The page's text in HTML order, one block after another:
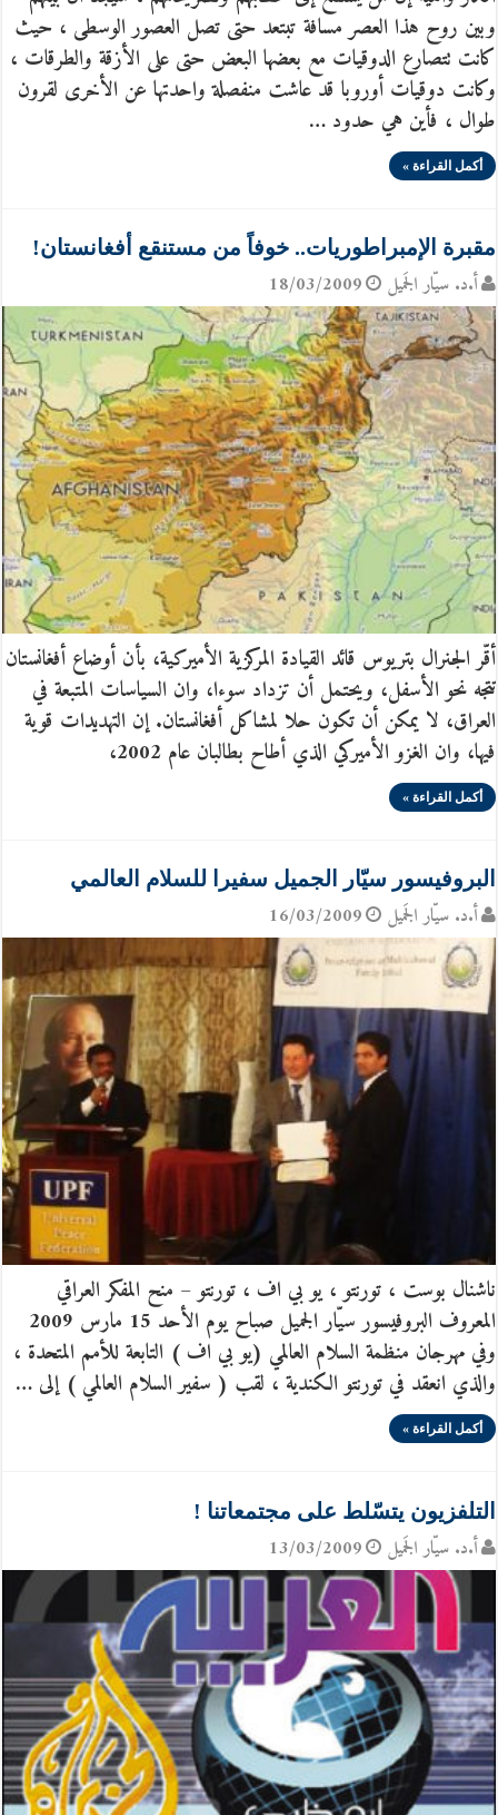
وبين روح هذا العصر مسافة تبتعد حتى تصل العصور الوسطى ، حيث
كانت تتصارع الدوقيات مع بعضها البعض حتى على الأزقة والطرقات ،
وكانت دوقيات أوروبا قد عاشت منفصلة واحدتها عن الأخرى لقرون
طوال ، فأين هي حدود …
أكمل القراءة »
مقبرة الإمبراطوريات.. خوفاً من مستنقع أفغانستان!
أ.د. سيّار الجَميل 18/03/2009
أقّر الجنرال بتريوس قائد القيادة المركزية الأميركية، بأن أوضاع أفغانستان
تتجه نحو الأسفل، ويحتمل أن تزداد سوءا، وان السياسات المتبعة في
العراق، لا يمكن أن تكون حلا لمشاكل أفغانستان. إن التهديدات قوية
فيها، وان الغزو الأميركي الذي أطاح بطالبان عام 2002،
أكمل القراءة »
البروفيسور سيّار الجميل سفيرا للسلام العالمي
أ.د. سيّار الجَميل 16/03/2009
ناشنال بوست ، تورنتو ، يو بي اف ، تورنتو – منح المفكر العراقي
المعروف البروفيسور سيّار الجميل صباح يوم الأحد 15 مارس 2009
وفي مهرجان منظمة السلام العالمي (يو بي اف ) التابعة للأمم المتحدة ،
والذي انعقد في تورنتو الكندية ، لقب ( سفير السلام العالمي ) إلى …
أكمل القراءة »
التلفزيون يتسّلط على مجتمعاتنا !
أ.د. سيّار الجَميل 13/03/2009